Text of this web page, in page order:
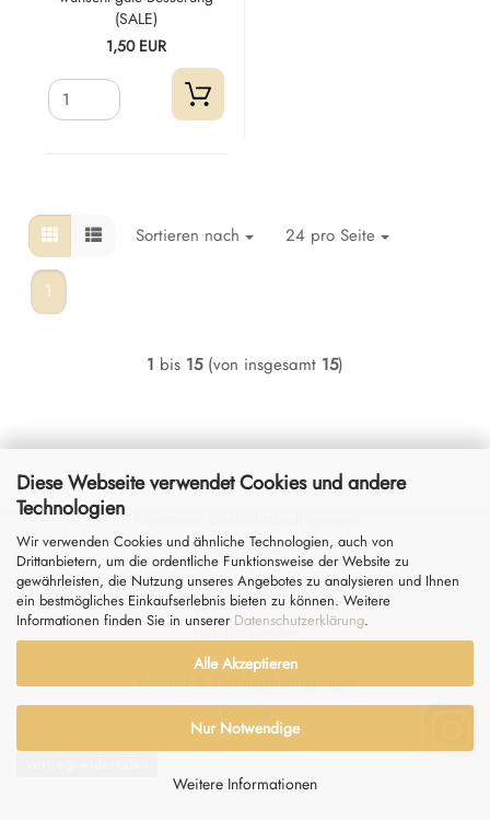
Diese Webseite verwendet Cookies und andere
Technologien
Wir verwenden Cookies und ähnliche Technologien, auch von
Drittanbietern, um die ordentliche Funktionsweise der Website zu
gewährleisten, die Nutzung unseres Angebotes zu analysieren und Ihnen
ein bestmögliches Einkaufserlebnis bieten zu können. Weitere
Informationen finden Sie in unserer Datenschutzerklärung.
Alle Akzeptieren
Nur Notwendige
Weitere Informationen
(SALE)
1,50 EUR
Sortieren nach 24 pro Seite
1
1 bis 15(von insgesamt 15)
Impressum
Datenschutz &Widerrufsrecht
Händler werden
Versand- & Zahlungsbedingungen